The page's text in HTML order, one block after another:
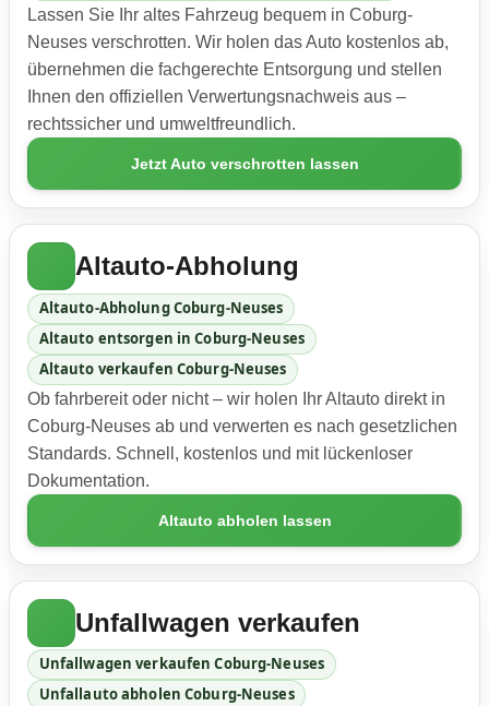
Lassen Sie Ihr altes Fahrzeug bequem in Coburg-
Neuses verschrotten. Wir holen das Auto kostenlos ab,
übernehmen die fachgerechte Entsorgung und stellen
Ihnen den offiziellen Verwertungsnachweis aus –
rechtssicher und umweltfreundlich.
Jetzt Auto verschrotten lassen
Altauto-Abholung
Altauto-Abholung Coburg-Neuses
Altauto entsorgen in Coburg-Neuses
Altauto verkaufen Coburg-Neuses
Ob fahrbereit oder nicht – wir holen Ihr Altauto direkt in
Coburg-Neuses ab und verwerten es nach gesetzlichen
Standards. Schnell, kostenlos und mit lückenloser
Dokumentation.
Altauto abholen lassen
Unfallwagen verkaufen
Unfallwagen verkaufen Coburg-Neuses
Unfallauto abholen Coburg-Neuses